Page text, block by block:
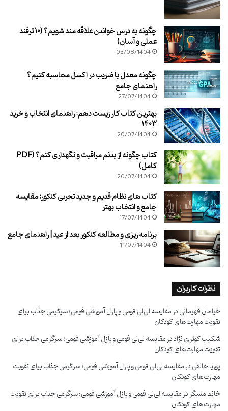
چگونه به درس خواندن علاقه مند شویم؟ (۱۰ ترفند
عملی و آسان)
03/08/1404
چگونه معدل با ضریب در اکسل محاسبه کنیم؟
راهنمای جامع
27/07/1404
بهترین کتاب کار زیست دهم: راهنمای انتخاب و خرید
۱۴۰۳
20/07/1404
کتاب چگونه از بدنم مراقبت و نگهداری کنم؟ (PDF
کامل)
20/07/1404
کتاب های نظام قدیم و جدید تجربی کنکور: مقایسه
جامع و انتخاب بهتر
17/07/1404
برنامه ریزی و مطالعه کنکور بعد از عید | راهنمای جامع
11/07/1404
نظرات کاربران
خرامان قهرمانیدرمقایسه لی‌لی فومی و پازل آموزشی فومی؛ سرگرمی جذاب برای
تقویت مهارت‌های کودکان
شکیب کوثری نژاددرمقایسه لی‌لی فومی و پازل آموزشی فومی؛ سرگرمی جذاب برای
تقویت مهارت‌های کودکان
پوریا خالقیدرمقایسه لی‌لی فومی و پازل آموزشی فومی؛ سرگرمی جذاب برای تقویت
مهارت‌های کودکان
خانم مسگردرمقایسه لی‌لی فومی و پازل آموزشی فومی؛ سرگرمی جذاب برای تقویت
مهارت‌های کودکان